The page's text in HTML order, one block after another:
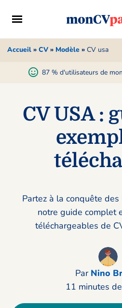
Accueil » CV » Modèle » CV usa
87 % d'utilisateurs de
CV USA :
Partez à la conquête
notre guide complet
téléchargeables de
Par Nino
11 minutes